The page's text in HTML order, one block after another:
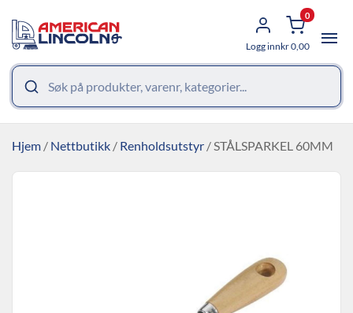
Logg inn
0
kr0,00
Hjem / Nettbutikk / Renholdsutstyr / STÅLSPARKEL 60MM